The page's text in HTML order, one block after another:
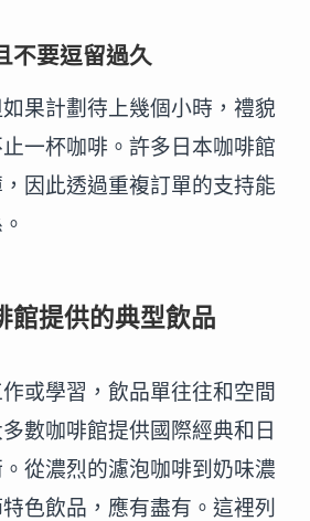
不要逗留過久
果計劃待上幾個小時，禮貌
一杯咖啡。許多日本咖啡館
因此透過重複訂單的支持能
館提供的典型飲品
或學習，飲品單往往和空間
數咖啡館提供國際經典和日
從濃烈的濾泡咖啡到奶味濃
色飲品，應有盡有。這裡列